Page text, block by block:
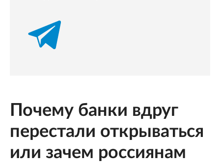
Почему банки вдруг
перестали открываться
или зачем россиянам